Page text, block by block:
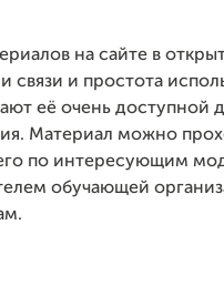
на сайте в
связи и простота
её очень доступной
Материал можно
по интересующим
обучающей